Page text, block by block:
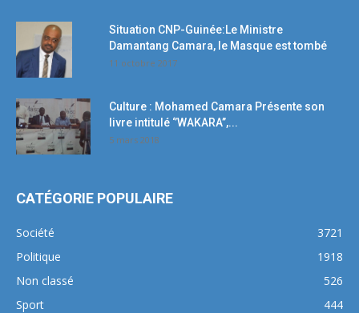
Situation CNP-Guinée:Le Ministre
Damantang Camara, le Masque est tombé
11 octobre 2017
Culture : Mohamed Camara Présente son
livre intitulé ‘’WAKARA’’,...
5 mars 2018
CATÉGORIE POPULAIRE
Société
3721
Politique
1918
Non classé
526
Sport
444